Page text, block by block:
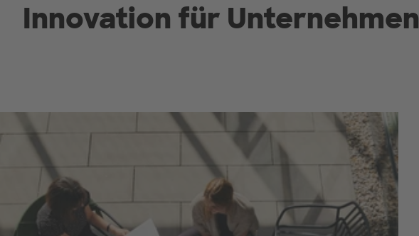
Innovation für Unternehmen